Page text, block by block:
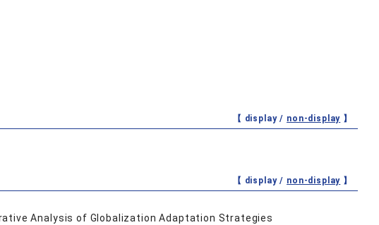
【 display / non-display 】
【 display / non-display 】
Analysis of Globalization Adaptation Strategies